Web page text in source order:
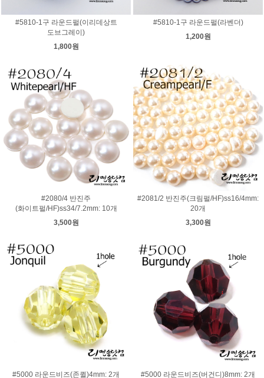
#5810-1구 라운드펄(이리데상트
도브그레이)
1,800원
#5810-1구 라운드펄(라벤더)
1,200원
#2080/4 반진주
(화이트펄/HF)ss34/7.2mm: 10개
3,500원
#2081/2 반진주(크림펄/HF)ss16/4mm:
20개
3,300원
#5000 라운드비즈(존퀼)4mm: 2개 #5000 라운드비즈(버건디)8mm: 2개